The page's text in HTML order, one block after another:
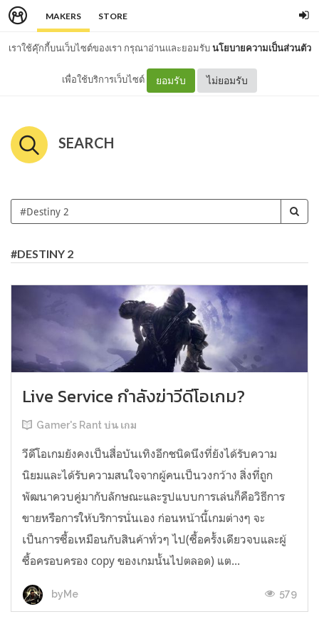
MAKERS STORE
เราใช้คุ๊กกี้บนเว็บไซต์ของเรา กรุณาอ่านและยอมรับนโยบายความเป็นส่วนตัว
เพื่อใช้บริการเว็บไซต์ ยอมรับ ไม่ยอมรับ
SEARCH
#DESTINY 2
Live Service กำลังฆ่าวีดีโอเกม?
Gamer's Rant บ่น เกม
วีดีโอเกมยังคงเป็นสื่อบันเทิงอีกชนิดนึงที่ยังได้รับความ
นิยมและได้รับความสนใจจากผู้คนเป็นวงกว้าง สิ่งที่ถูก
พัฒนาควบคู่มากับลักษณะและรูปแบบการเล่นก็คือวิธีการ
ขายหรือการให้บริการนั่นเอง ก่อนหน้านี้เกมต่างๆ จะ
เป็นการซื้อเหมือนกับสินค้าทั่วๆ ไป(ซื้อครั้งเดียวจบและผู้
ซื้อครอบครอง copy ของเกมนั้นไปตลอด) แต...
byMe 579